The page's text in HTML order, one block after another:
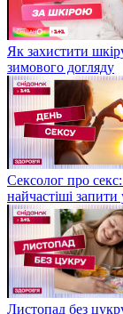
Як захистити
зимового догляду
Сексолог про
найчастіші запити
Листопад без